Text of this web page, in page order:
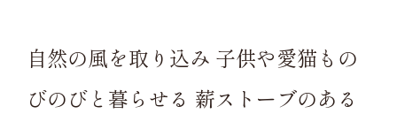
自然の風を取り込み 子供や愛猫もの
びのびと暮らせる 薪ストーブのある